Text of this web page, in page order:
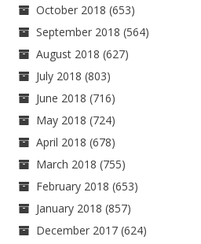
October 2018 (653)
September 2018 (564)
August 2018 (627)
July 2018 (803)
June 2018 (716)
May 2018 (724)
April 2018 (678)
March 2018 (755)
February 2018 (653)
January 2018 (857)
December 2017 (624)